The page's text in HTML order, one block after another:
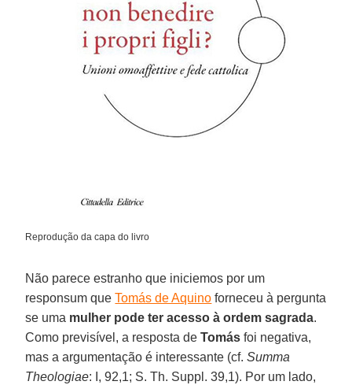
Reprodução da capa do livro
Não parece estranho que iniciemos por um
responsum queTomás de Aquino forneceu à pergunta
se uma mulher pode ter acesso à ordem sagrada.
Como previsível, a resposta deTomás foi negativa,
mas a argumentação é interessante (cf.Summa
Theologiae: I, 92,1; S. Th. Suppl. 39,1). Por um lado,